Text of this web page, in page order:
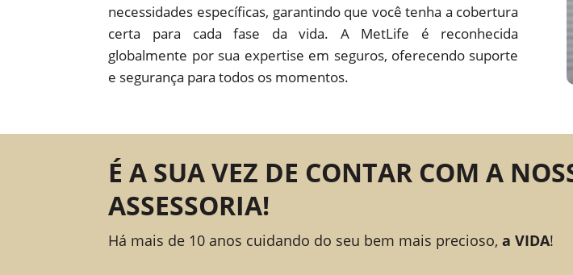
necessidades específicas, garantindo que você tenha a cobertura
certa para cada fase da vida. A MetLife é reconhecida
globalmente por sua expertise em seguros, oferecendo suporte
e segurança para todos os momentos.
É A SUA VEZ DE CONTAR COM A
ASSESSORIA!
Há mais de 10 anos cuidando do seu bem mais precioso,a VIDA!